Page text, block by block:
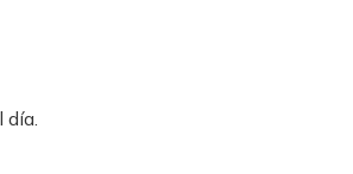
día.